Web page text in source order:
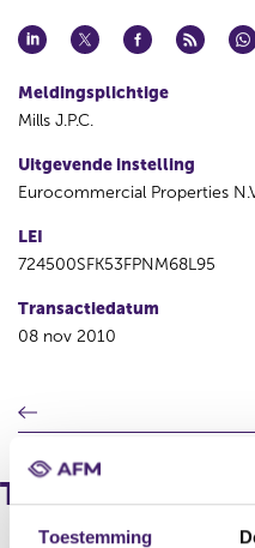
Toestemming
Meldingsplichtige
Mills J.P.C.
Uitgevende instelling
Eurocommercial Properties
LEI
724500SFK53FPNM68L95
Transactiedatum
08 nov 2010
o
r
i
g
e
Transacties